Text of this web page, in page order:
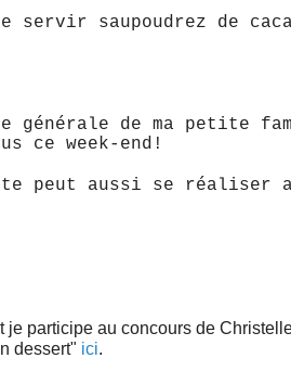
servir saupoudrez de
générale de ma petite
ce week-end!
peut aussi se réaliser
je participe au concours de
dessert" ici.